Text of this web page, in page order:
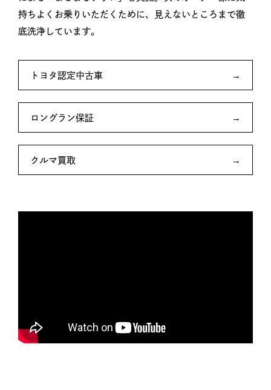
持ちよくお乗りいただくために、見えないところまで徹
底洗浄しています。
トヨタ認定中古車
ロングラン保証
クルマ買取